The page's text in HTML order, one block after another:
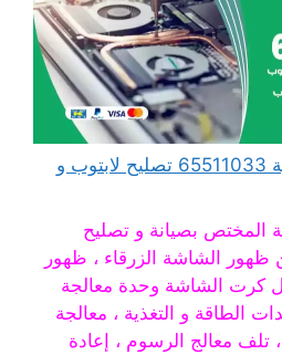
مهندس كمبيوتر الضباعية 65511033 تصليح لابتوب و
المختص بصيانة و تصليح
ظهور الشاشة الزرقاء ، ظهور
كرت الشاشة وحدة معالجة
الطاقة و التغذية ، معالجة
تلف معالج الرسوم ، إعادة